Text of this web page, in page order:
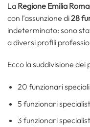
La Regione Emilia
con l’assunzione di28
indeterminato: sono
a diversi profili
Ecco la suddivisione dei
20 funzionari
5 funzionari
3 funzionari